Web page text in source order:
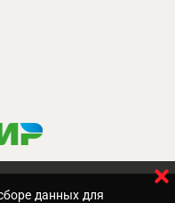
данных для